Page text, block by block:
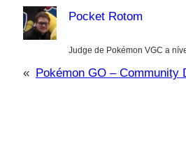
Pocket Rotom
Judge de Pokémon VGC a
« Pokémon GO – Community